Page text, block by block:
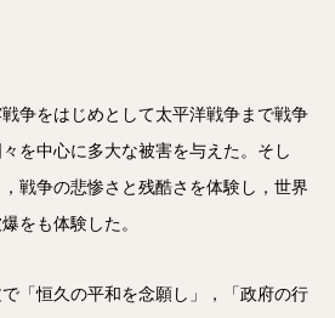
争をはじめとして太平洋戦争まで戦争
を中心に多大な被害を与えた。そし
戦争の悲惨さと残酷さを体験し，世界
をも体験した。
「恒久の平和を念願し」，「政府の行